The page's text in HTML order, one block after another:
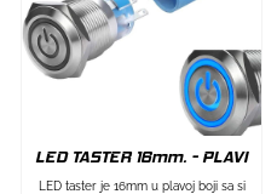
LED TASTER 16mm. - PLAVI
LED taster je 16mm u plavoj boji sa si